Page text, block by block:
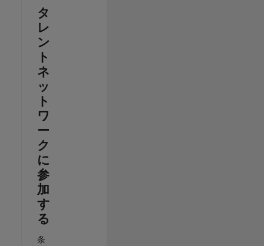
タ
レ
ン
ト
ネ
ッ
ト
ワ
ー
ク
に
参
加
す
る
条